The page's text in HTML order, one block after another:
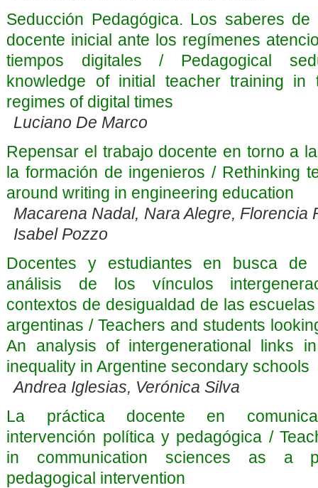
Seducción Pedagógica. Los saberes de
docente inicial ante los regímenes
tiempos digitales / Pedagogical
knowledge of initial teacher training in
regimes of digital times
Luciano De Marco
Repensar el trabajo docente en torno a
la formación de ingenieros / Rethinking
around writing in engineering education
Macarena Nadal, Nara Alegre, Florencia
Isabel Pozzo
Docentes y estudiantes en busca de
análisis de los vínculos
contextos de desigualdad de las
argentinas / Teachers and students
An analysis of intergenerational links
inequality in Argentine secondary schools
Andrea Iglesias, Verónica Silva
La práctica docente en
intervención política y pedagógica /
in communication sciences as a
pedagogical intervention